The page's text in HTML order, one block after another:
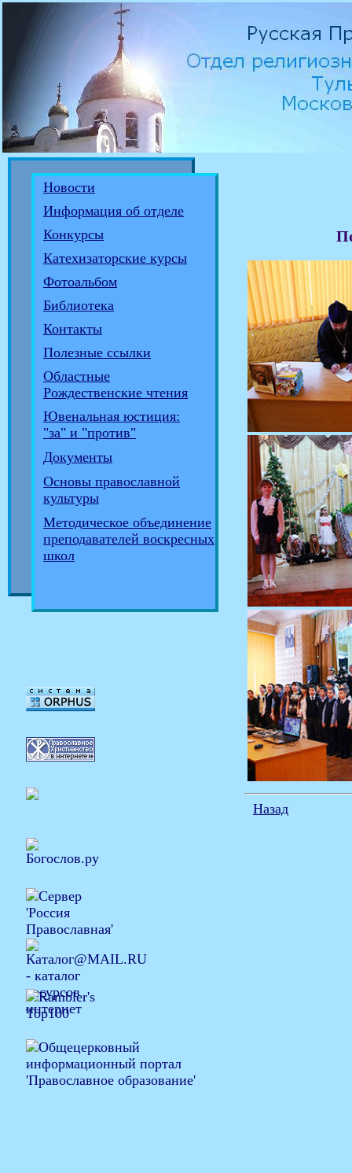
Новости
Информация об отделе
Конкурсы
Катехизаторские курсы
Фотоальбом
Библиотека
Контакты
Полезные ссылки
Областные
Рождественские чтения
Ювенальная юстиция:
"за" и "против"
Документы
Основы православной
культуры
Методическое объединение
преподавателей воскресных
школ
Назад